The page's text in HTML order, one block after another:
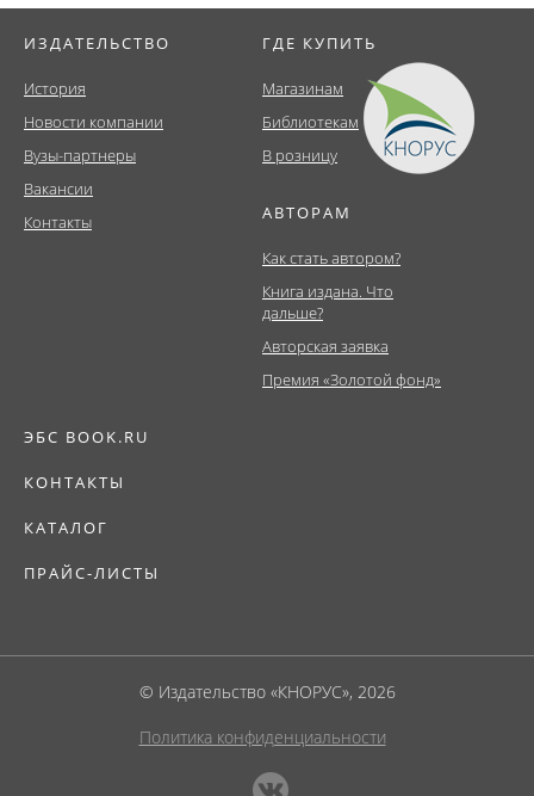
ИЗДАТЕЛЬСТВО
История
Новости компании
Вузы-партнеры
Вакансии
Контакты
ГДЕ КУПИТЬ
Магазинам
Библиотекам
В розницу
АВТОРАМ
Как стать автором?
Книга издана. Что
дальше?
Авторская заявка
Премия «Золотой фонд»
ЭБС BOOK.RU
КОНТАКТЫ
КАТАЛОГ
ПРАЙС-ЛИСТЫ
© Издательство «КНОРУС», 2026
Политика конфиденциальности